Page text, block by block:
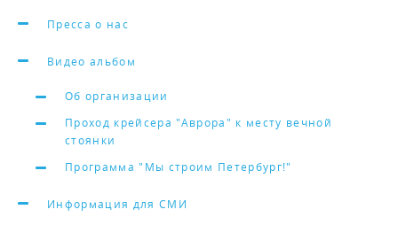
Пресса о нас
Видео альбом
Об организации
Проход крейсера "Аврора" к месту вечной
стоянки
Программа "Мы строим Петербург!"
Информация для СМИ